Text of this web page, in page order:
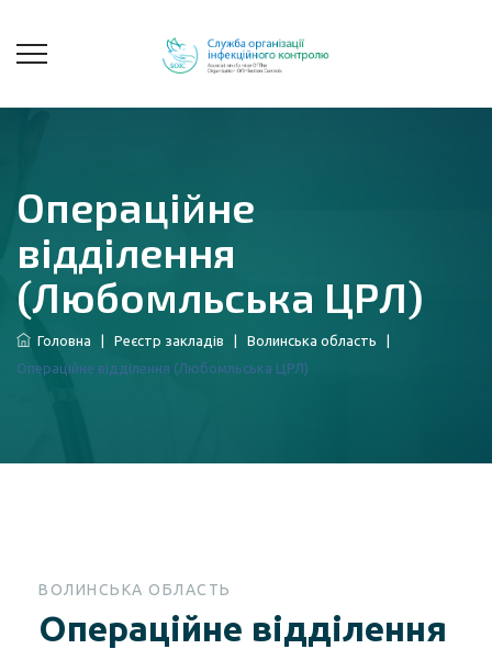
Операційне
відділення
(Любомльська ЦРЛ)
Головна Реєстр закладів Волинська область
Операційне відділення (Любомльська ЦРЛ)
ВОЛИНСЬКА ОБЛАСТЬ
Операційне відділення